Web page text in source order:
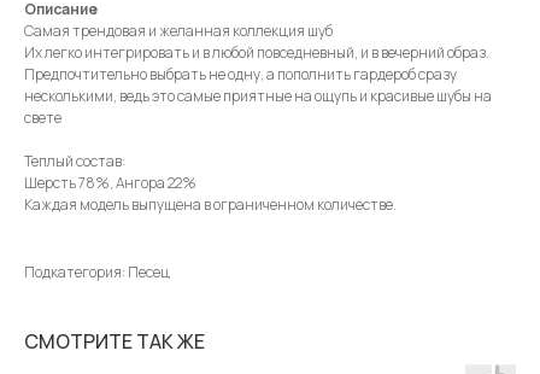
Описание
Самая трендовая и желанная коллекция шуб
Их легко интегрировать и в любой повседневный, и в вечерний образ.
Предпочтительно выбрать не одну, а пополнить гардероб сразу
несколькими, ведь это самые приятные на ощупь и красивые шубы на
свете
Теплый состав:
Шерсть 78%, Ангора 22%
Каждая модель выпущена в ограниченном количестве.
Подкатегория: Песец
СМОТРИТЕ ТАК ЖЕ